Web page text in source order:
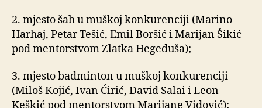
2. mjesto šah u muškoj konkurenciji (Marino
Harhaj, Petar Tešić, Emil Boršić i Marijan Šikić
pod mentorstvom Zlatka Hegeduša);
3. mjesto badminton u muškoj konkurenciji
(Miloš Kojić, Ivan Ćirić, David Salai i Leon